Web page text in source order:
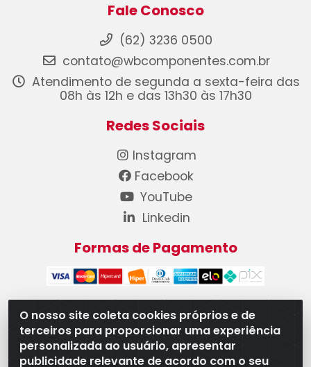
O nosso site coleta cookies próprios e de
terceiros para proporcionar uma experiência
personalizada ao usuário, apresentar
publicidade relevante de acordo com o seu
Fale Conosco
(62) 3236 0500
contato@wbcomponentes.com.br
Atendimento de segunda a sexta-feira das
08h às 12h e das 13h30 às 17h30
Redes Sociais
Instagram
Facebook
YouTube
Linkedin
Formas de Pagamento
WB Componentes Automotivos LTDA - CNPJ
08.528.393/0001-12 - Rua do Níquel, 667 - Parque
Oeste Industrial, Goiânia/GO - CEP 74375-660